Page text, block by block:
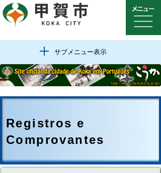
サブメニュー表示
Registros e
Comprovantes